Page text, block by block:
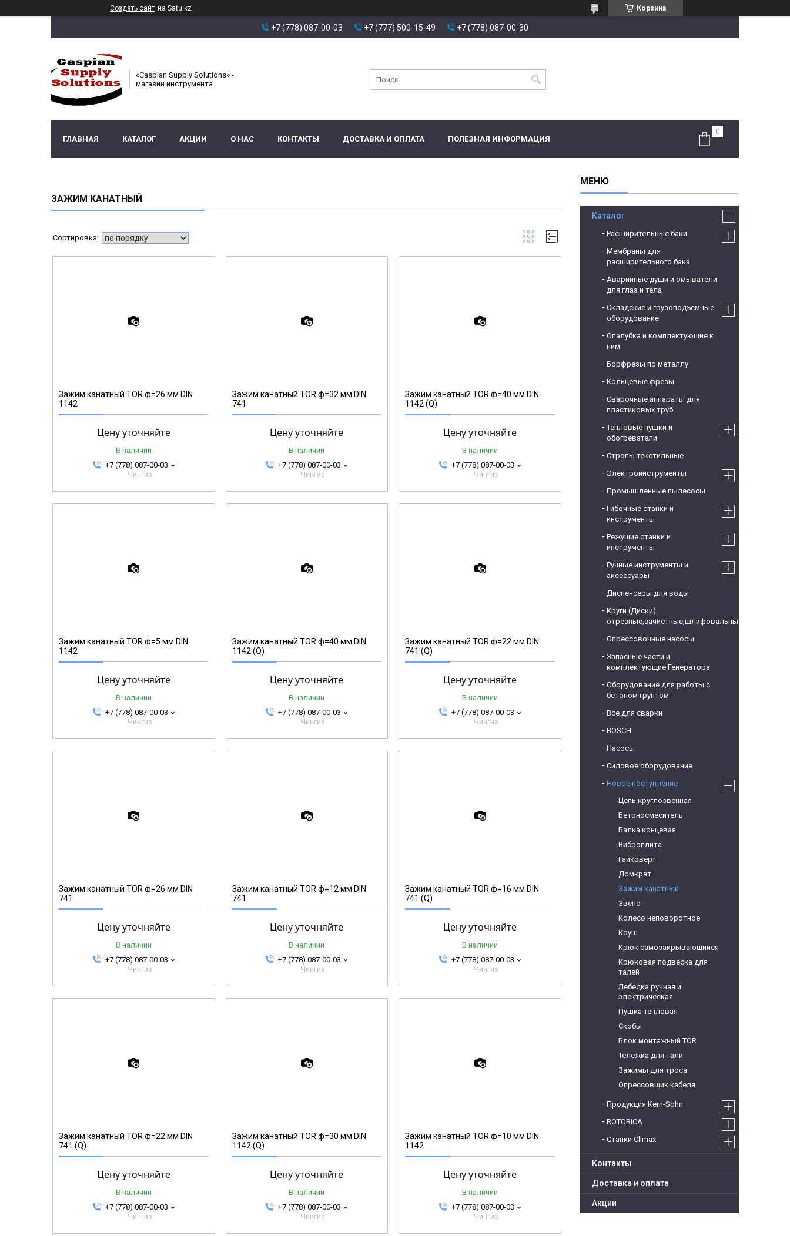
Создать сайт на Satu.kz Корзина
+7 (778) 087-00-03 +7 (777) 500-15-49 +7 (778) 087-00-30
«Caspian Supply Solutions» -
магазин инструмента
ГЛАВНАЯ КАТАЛОГ АКЦИИ О НАС КОНТАКТЫ ДОСТАВКА И ОПЛАТА ПОЛЕЗНАЯ ИНФОРМАЦИЯ
ЗАЖИМ КАНАТНЫЙ
Зажим канатный TOR ф=26 мм DIN
1142
Цену уточняйте
В наличии
+7 (778) 087-00-03
Чингиз
Зажим канатный TOR ф=32 мм DIN
741
Цену уточняйте
В наличии
+7 (778) 087-00-03
Чингиз
Зажим канатный TOR ф=40 мм DIN
1142 (Q)
Цену уточняйте
В наличии
+7 (778) 087-00-03
Чингиз
Зажим канатный TOR ф=5 мм DIN
1142
Цену уточняйте
В наличии
+7 (778) 087-00-03
Чингиз
Зажим канатный TOR ф=40 мм DIN
1142 (Q)
Цену уточняйте
В наличии
+7 (778) 087-00-03
Чингиз
Зажим канатный TOR ф=22 мм DIN
741 (Q)
Цену уточняйте
В наличии
+7 (778) 087-00-03
Чингиз
Зажим канатный TOR ф=26 мм DIN
741
Цену уточняйте
В наличии
+7 (778) 087-00-03
Чингиз
Зажим канатный TOR ф=12 мм DIN
741
Цену уточняйте
В наличии
+7 (778) 087-00-03
Чингиз
Зажим канатный TOR ф=16 мм DIN
741 (Q)
Цену уточняйте
В наличии
+7 (778) 087-00-03
Чингиз
Зажим канатный TOR ф=22 мм DIN
741 (Q)
Цену уточняйте
В наличии
+7 (778) 087-00-03
Чингиз
Зажим канатный TOR ф=30 мм DIN
1142 (Q)
Цену уточняйте
В наличии
+7 (778) 087-00-03
Чингиз
Зажим канатный TOR ф=10 мм DIN
1142
Цену уточняйте
В наличии
+7 (778) 087-00-03
Чингиз
Каталог
Расширительные баки
Мембраны для
расширительного бака
Аварийные души и омыватели
для глаз и тела
Складские и грузоподъемные
оборудование
Опалубка и комплектующие к
ним
Борфрезы по металлу
Кольцевые фрезы
Сварочные аппараты для
пластиковых труб
Тепловые пушки и
обогреватели
Стропы текстильные
Электроинструменты
Промышленные пылесосы
Гибочные станки и
инструменты
Режущие станки и
инструменты
Ручные инструменты и
аксессуары
Диспенсеры для воды
Круги (Диски)
отрезные,зачистные,шлифовальные
Опрессовочные насосы
Запасные части и
комплектующие Генератора
Оборудование для работы с
бетоном грунтом
Все для сварки
BOSCH
Насосы
Силовое оборудование
Новое поступление
Цепь круглозвенная
Бетоносмеситель
Балка концевая
Виброплита
Гайковерт
Домкрат
Зажим канатный
Звено
Колесо неповоротное
Коуш
Крюк самозакрывающийся
Крюковая подвеска для
талей
Лебедка ручная и
электрическая
Пушка тепловая
Скобы
Блок монтажный TOR
Тележка для тали
Зажимы для троса
Опрессовщик кабеля
Продукция Kern-Sohn
ROTORICA
Станки Climax
Контакты
Доставка и оплата
Акции